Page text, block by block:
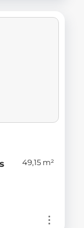
49,15 m²